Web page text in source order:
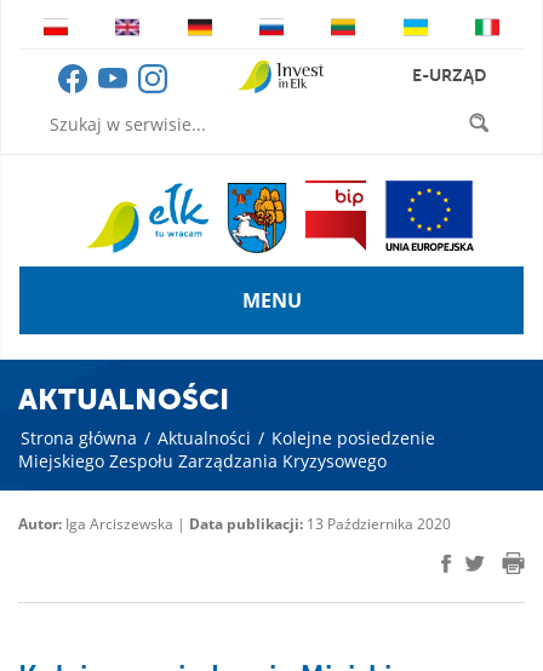
E-URZĄD
MENU
AKTUALNOŚCI
Strona główna / Aktualności / Kolejne posiedzenie
Miejskiego Zespołu Zarządzania Kryzysowego
Autor: Iga Arciszewska | Data publikacji: 13 Października 2020